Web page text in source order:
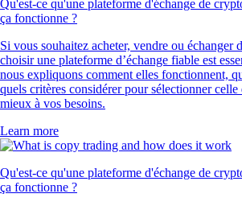
Qu'est-ce qu'une plateforme d'échange de
ça fonctionne ?
Si vous souhaitez acheter, vendre ou échanger
choisir une plateforme d’échange fiable est
nous expliquons comment elles fonctionnent,
quels critères considérer pour sélectionner
mieux à vos besoins.
Learn more
Qu'est-ce qu'une plateforme d'échange de
ça fonctionne ?